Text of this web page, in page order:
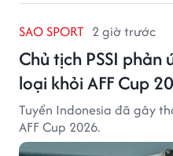
SAO SPORT 2 giờ trước
Chủ tịch PSSI
loại khỏi AFF Cup
Tuyển Indonesia đã gây
AFF Cup 2026.